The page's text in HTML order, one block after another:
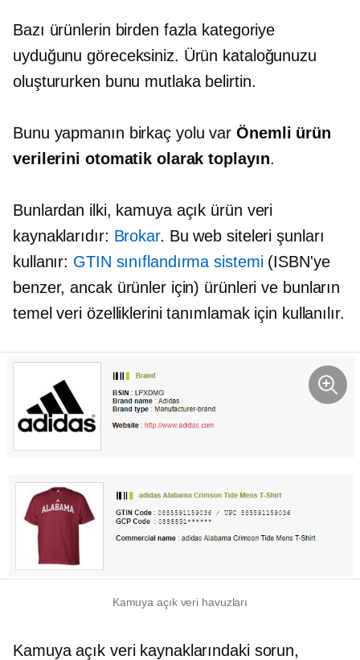
Bazı ürünlerin birden fazla kategoriye
uyduğunu göreceksiniz. Ürün kataloğunuzu
oluştururken bunu mutlaka belirtin.
Bunu yapmanın birkaç yolu var Önemli ürün
verilerini otomatik olarak toplayın.
Bunlardan ilki, kamuya açık ürün veri
kaynaklarıdır: Brokar. Bu web siteleri şunları
kullanır: GTIN sınıflandırma sistemi(ISBN'ye
benzer, ancak ürünler için) ürünleri ve bunların
temel veri özelliklerini tanımlamak için kullanılır.
Kamuya açık veri havuzları
Kamuya açık veri kaynaklarındaki sorun,